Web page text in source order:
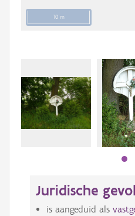
10 m
Juridische
is aangeduid als